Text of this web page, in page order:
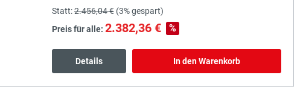
Statt:2.456,04 € (3%gespart)
Preis für alle: 2.382,36 € %
Details In den Warenkorb